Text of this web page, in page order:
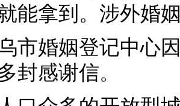
能拿到。涉外婚
市婚姻登记中心
封感谢信。